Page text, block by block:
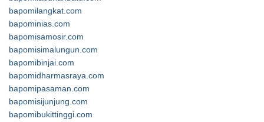
bapomilangkat.com
bapominias.com
bapomisamosir.com
bapomisimalungun.com
bapomibinjai.com
bapomidharmasraya.com
bapomipasaman.com
bapomisijunjung.com
bapomibukittinggi.com